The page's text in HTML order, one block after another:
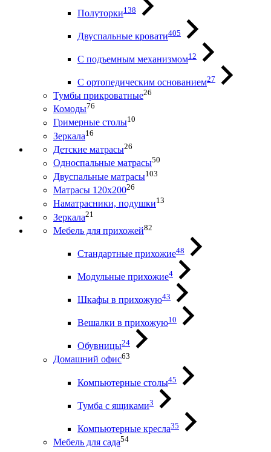
Полуторки138
Двуспальные кровати405
С подъемным механизмом12
С ортопедическим основанием27
Тумбы прикроватные26
Комоды76
Гримерные столы10
Зеркала16
Детские матрасы26
Односпальные матрасы50
Двуспальные матрасы103
Матрасы 120х20026
Наматрасники, подушки13
Зеркала21
Мебель для прихожей82
Стандартные прихожие48
Модульные прихожие4
Шкафы в прихожую43
Вешалки в прихожую10
Обувницы24
Домашний офис63
Компьютерные столы45
Тумба с ящиками3
Компьютерные кресла35
Мебель для сада54